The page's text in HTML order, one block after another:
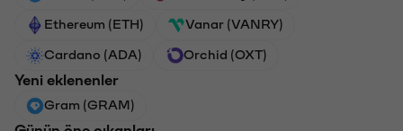
Ethereum (ETH) Vanar (VANRY)
Cardano (ADA) Orchid (OXT)
Yeni eklenenler
Gram (GRAM)